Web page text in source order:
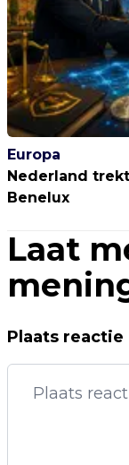
Europa
Nederland
Benelux
Laat
Plaats reactie